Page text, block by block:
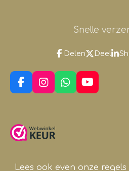
Snelle
Delen Deel
F
a
b
o
I
n
a
g
m
W
h
Y
o
Lees ook even onze regels